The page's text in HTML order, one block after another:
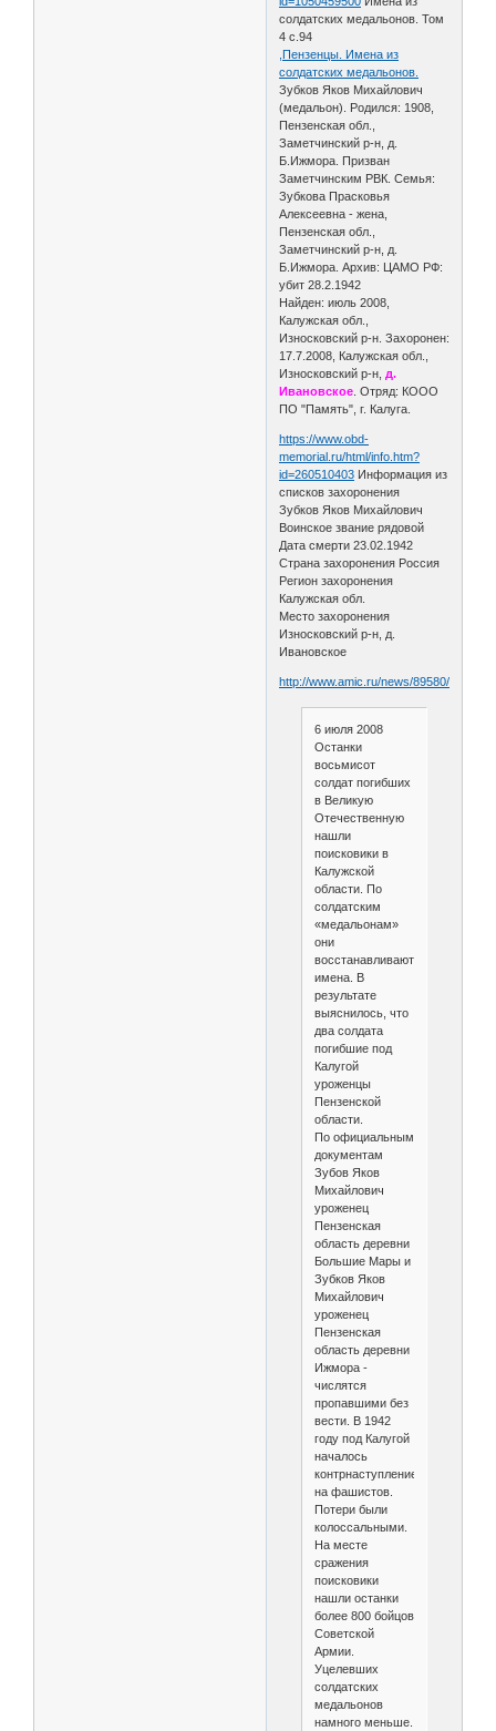
солдатских медальонов. Том
4 с.94
,Пензенцы. Имена из
солдатских медальонов.
Зубков Яков Михайлович
(медальон). Родился: 1908,
Пензенская обл.,
Заметчинский р-н, д.
Б.Ижмора. Призван
Заметчинским РВК. Семья:
Зубкова Прасковья
Алексеевна - жена,
Пензенская обл.,
Заметчинский р-н, д.
Б.Ижмора. Архив: ЦАМО РФ:
убит 28.2.1942
Найден: июль 2008,
Калужская обл.,
Износковский р-н. Захоронен:
17.7.2008, Калужская обл.,
Износковский р-н, д.
Ивановское . Отряд: КООО
ПО "Память", г. Калуга.
https://www.obd-
memorial.ru/html/info.htm?
id=260510403 Информация из
списков захоронения
Зубков Яков Михайлович
Воинское звание рядовой
Дата смерти 23.02.1942
Страна захоронения Россия
Регион захоронения
Калужская обл.
Место захоронения
Износковский р-н, д.
Ивановское
http://www.amic.ru/news/89580/
6 июля 2008
Останки
восьмисот
солдат погибших
в Великую
Отечественную
нашли
поисковики в
Калужской
области. По
солдатским
«медальонам»
они
восстанавливают
имена. В
результате
выяснилось, что
два солдата
погибшие под
Калугой
уроженцы
Пензенской
области.
По официальным
документам
Зубов Яков
Михайлович
уроженец
Пензенская
область деревни
Большие Мары и
Зубков Яков
Михайлович
уроженец
Пензенская
область деревни
Ижмора -
числятся
пропавшими без
вести. В 1942
году под Калугой
началось
контрнаступление
на фашистов.
Потери были
колоссальными.
На месте
сражения
поисковики
нашли останки
более 800 бойцов
Советской
Армии.
Уцелевших
солдатских
медальонов
намного меньше.